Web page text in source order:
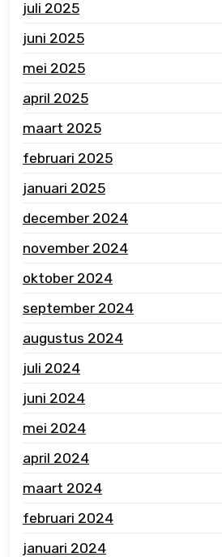
juli 2025
juni 2025
mei 2025
april 2025
maart 2025
februari 2025
januari 2025
december 2024
november 2024
oktober 2024
september 2024
augustus 2024
juli 2024
juni 2024
mei 2024
april 2024
maart 2024
februari 2024
januari 2024